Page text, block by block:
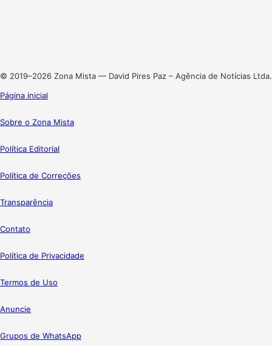
© 2019–2026 Zona Mista — David Pires Paz – Agência de Notícias Ltda.
Página inicial
Sobre o Zona Mista
Política Editorial
Política de Correções
Transparência
Contato
Política de Privacidade
Termos de Uso
Anuncie
Grupos de WhatsApp